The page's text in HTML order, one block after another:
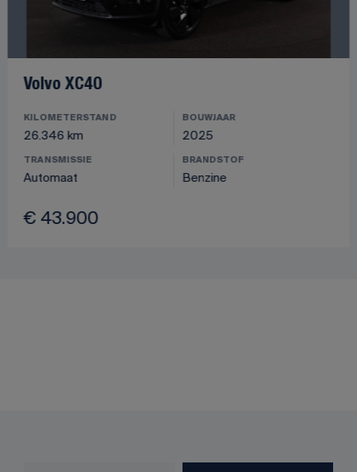
Volvo XC40
KILOMETERSTAND
26.346 km
BOUWJAAR
2025
TRANSMISSIE
Automaat
BRANDSTOF
Benzine
€ 43.900